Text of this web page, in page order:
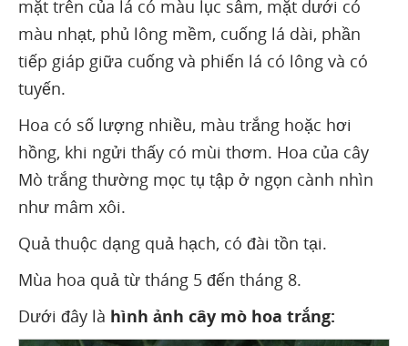
mặt trên của lá có màu lục sẫm, mặt dưới có
màu nhạt, phủ lông mềm, cuống lá dài, phần
tiếp giáp giữa cuống và phiến lá có lông và có
tuyến.
Hoa có số lượng nhiều, màu trắng hoặc hơi
hồng, khi ngửi thấy có mùi thơm. Hoa của cây
Mò trắng thường mọc tụ tập ở ngọn cành nhìn
như mâm xôi.
Quả thuộc dạng quả hạch, có đài tồn tại.
Mùa hoa quả từ tháng 5 đến tháng 8.
Dưới đây là hình ảnh cây mò hoa trắng: